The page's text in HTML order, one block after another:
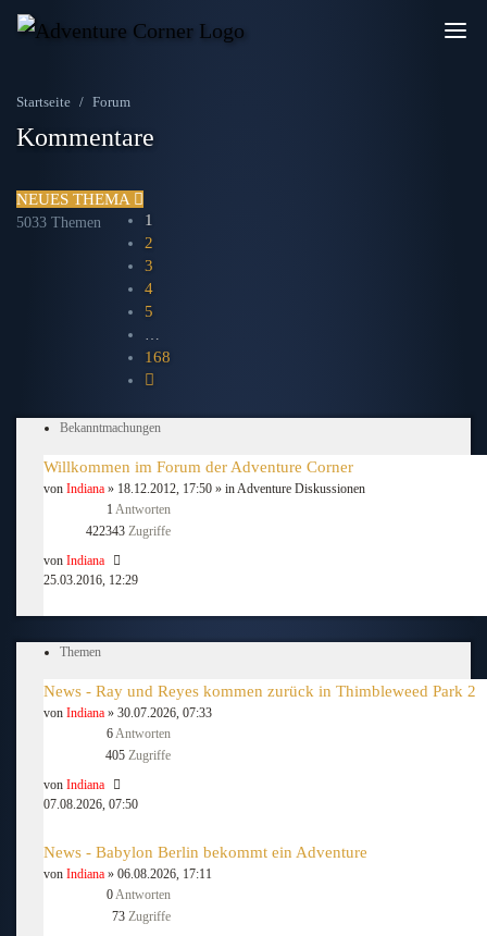
Startseite Forum
Kommentare
NEUES THEMA
5033 Themen
1
2
3
4
5
…
168
Bekanntmachungen
Willkommen im Forum der Adventure Corner
von Indiana » 18.12.2012, 17:50 » inAdventure Diskussionen
1 Antworten
422343 Zugriffe
von Indiana
25.03.2016, 12:29
Themen
News - Ray und Reyes kommen zurück in Thimbleweed Park 2
von Indiana » 30.07.2026, 07:33
6Antworten
405 Zugriffe
von Indiana
07.08.2026, 07:50
News - Babylon Berlin bekommt ein Adventure
von Indiana » 06.08.2026, 17:11
0Antworten
73 Zugriffe